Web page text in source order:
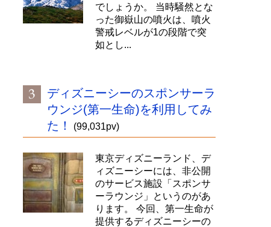
でしょうか。 当時騒然とな
った御嶽山の噴火は、噴火
警戒レベルが1の段階で突
如とし...
ディズニーシーのスポンサーラ
ウンジ(第一生命)を利用してみ
た！
(99,031pv)
東京ディズニーランド、デ
ィズニーシーには、非公開
のサービス施設「スポンサ
ーラウンジ」というのがあ
ります。 今回、第一生命が
提供するディズニーシーの